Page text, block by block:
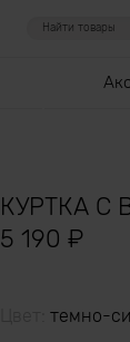
КУРТКА С
5 190 ₽
темно-